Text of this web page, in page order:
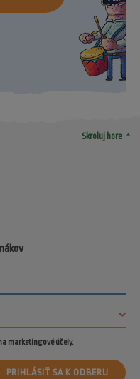
Skroluj hore arrow_drop_up
marketingové účely.
PRIHLÁSIŤ SA K ODBERU